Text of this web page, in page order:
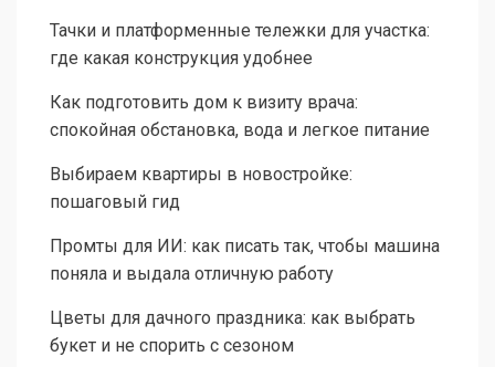
Тачки и платформенные тележки для участка:
где какая конструкция удобнее
Как подготовить дом к визиту врача:
спокойная обстановка, вода и легкое питание
Выбираем квартиры в новостройке:
пошаговый гид
Промты для ИИ: как писать так, чтобы машина
поняла и выдала отличную работу
Цветы для дачного праздника: как выбрать
букет и не спорить с сезоном